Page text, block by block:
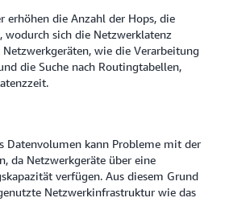
erhöhen die Anzahl der Hops, die
wodurch sich die Netzwerklatenz
wie die Verarbeitung
die Suche nach Routingtabellen,
Datenvolumen kann Probleme mit der
da Netzwerkgeräte über eine
verfügen. Aus diesem Grund
Netzwerkinfrastruktur wie das